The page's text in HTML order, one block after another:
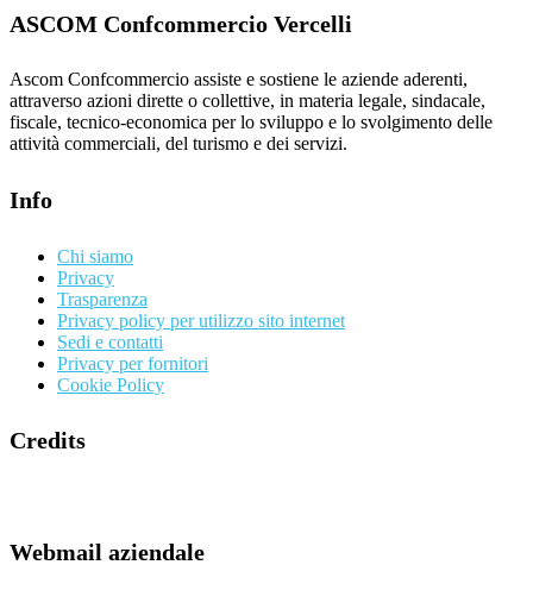
ASCOM Confcommercio Vercelli
Ascom Confcommercio assiste e sostiene le aziende aderenti,
attraverso azioni dirette o collettive, in materia legale, sindacale,
fiscale, tecnico-economica per lo sviluppo e lo svolgimento delle
attività commerciali, del turismo e dei servizi.
Info
Chi siamo
Privacy
Trasparenza
Privacy policy per utilizzo sito internet
Sedi e contatti
Privacy per fornitori
Cookie Policy
Credits
Webmail aziendale